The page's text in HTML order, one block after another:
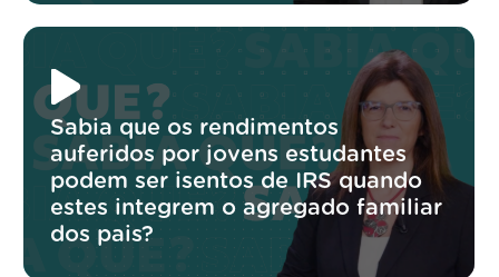
Sabia que os rendimentos
auferidos por jovens estudantes
podem ser isentos de IRS quando
estes integrem o agregado familiar
dos pais?